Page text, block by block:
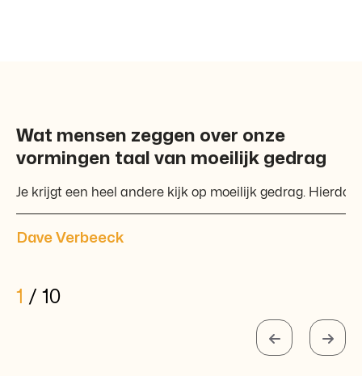
Wat mensen zeggen over onze
vormingen taal van moeilijk gedrag
Je krijgt een heel andere kijk op moeilijk gedrag.
Dave Verbeeck
1 / 10